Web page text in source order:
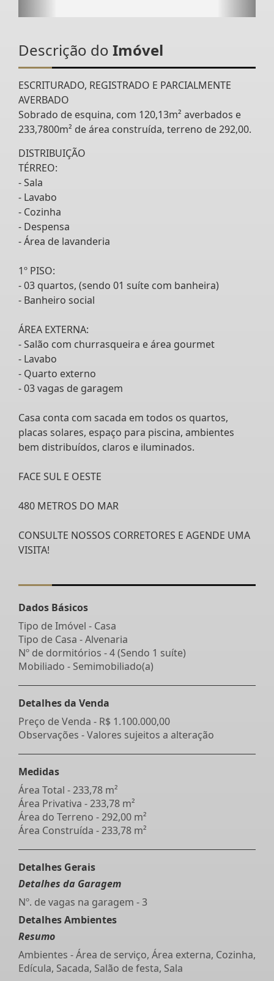
Descrição do Imóvel
ESCRITURADO, REGISTRADO E PARCIALMENTE
AVERBADO
Sobrado de esquina, com 120,13m² averbados e
233,7800m² de área construída, terreno de 292,00.
DISTRIBUIÇÃO
TÉRREO:
- Sala
- Lavabo
- Cozinha
- Despensa
- Área de lavanderia
1º PISO:
- 03 quartos, (sendo 01 suíte com banheira)
- Banheiro social
ÁREA EXTERNA:
- Salão com churrasqueira e área gourmet
- Lavabo
- Quarto externo
- 03 vagas de garagem
Casa conta com sacada em todos os quartos,
placas solares, espaço para piscina, ambientes
bem distribuídos, claros e iluminados.
FACE SUL E OESTE
480 METROS DO MAR
CONSULTE NOSSOS CORRETORES E AGENDE UMA
VISITA!
Dados Básicos
Tipo de Imóvel - Casa
Tipo de Casa - Alvenaria
Nº de dormitórios - 4 (Sendo 1 suíte)
Mobiliado - Semimobiliado(a)
Detalhes da Venda
Preço de Venda - R$ 1.100.000,00
Observações - Valores sujeitos a alteração
Medidas
Área Total - 233,78 m²
Área Privativa - 233,78 m²
Área do Terreno - 292,00 m²
Área Construída - 233,78 m²
Detalhes Gerais
Detalhes da Garagem
Nº. de vagas na garagem - 3
Detalhes Ambientes
Resumo
Ambientes - Área de serviço, Área externa, Cozinha,
Edícula, Sacada, Salão de festa, Sala